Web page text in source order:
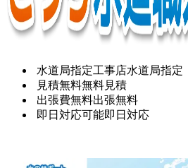
水道局指定工事店水道局指定
見積無料無料見積
出張費無料出張無料
即日対応可能即日対応